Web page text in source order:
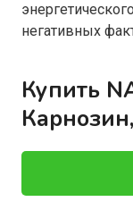
негативных
Купить